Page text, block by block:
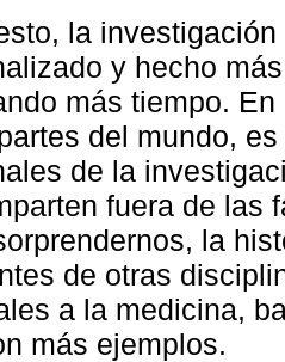
la
y hecho
más tiempo.
del mundo,
de la
fuera de las
la
de otras
a la medicina,
más ejemplos.